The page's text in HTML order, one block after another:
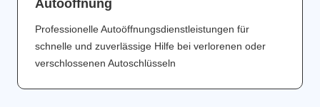
Аutoöffnung
Professionelle Autoöffnungsdienstleistungen für
schnelle und zuverlässige Hilfe bei verlorenen oder
verschlossenen Autoschlüsseln